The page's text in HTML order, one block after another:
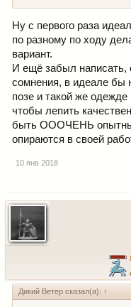
Ну с первого раза
по разному по ходу
вариант.
И ещё забыл написать,
сомнения, в идеале бы
позе и такой же одежде
чтобы лепить
быть ОООЧЕНЬ
опираются в своей
10 янв 2018
Дикий Ветер сказал(а): ↑